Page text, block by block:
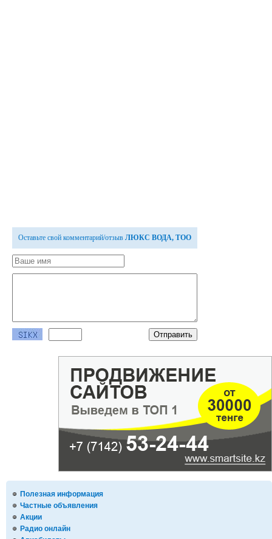
Полезная информация
Частные объявления
Акции
Радио онлайн
Оставьте свой комментарий/отзыв ЛЮКС ВОДА, ТОО